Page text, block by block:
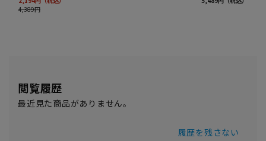
閲覧履歴
最近見た商品がありません。
履歴を残さない